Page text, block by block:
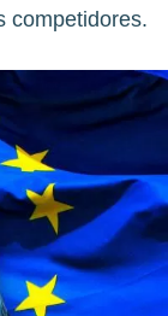
competidores.